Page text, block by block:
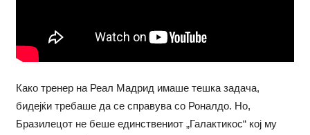
Како тренер на Реал Мадрид имаше тешка задача,
бидејќи требаше да се справува со Роналдо. Но,
Бразилецот не беше единствениот „Галактикос“ кој му